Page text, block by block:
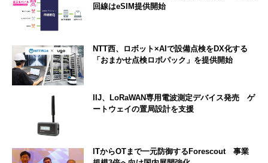
回線はeSIM提供開始
NTT西、ロボット×AIで設備点検をDX化する
「おまかせ点検ロボパック」を提供開始
IIJ、LoRaWAN専用電波測定デバイス発売 ゲ
ートウェイの置局設計を支援
ITからOTまで一元防御するForescout 事業